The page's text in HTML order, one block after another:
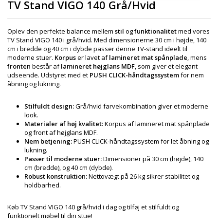
TV Stand VIGO 140 Grå/Hvid
Oplev den perfekte balance mellem stil ogfunktionalitetmed vores
TV Stand VIGO 140 i grå/hvid. Med dimensionerne 30 cm i højde, 140
cm i bredde og 40 cm i dybde passer denne TV-stand ideelt til
moderne stuer. Korpuser lavet aflamineret mat spånplade, mens
fronten består aflamineret højglans MDF, som giver et elegant
udseende. Udstyret med et PUSH CLICK-håndtagssystemfor nem
åbning og lukning.
Stilfuldt design:Grå/hvid farvekombination giver et moderne
look.
Materialer af høj kvalitet:Korpus af lamineret mat spånplade
og front af højglans MDF.
Nem betjening:PUSH CLICK-håndtagssystem for let åbning og
lukning.
Passer til moderne stuer:Dimensioner på 30 cm (højde), 140
cm (bredde), og 40 cm (dybde).
Robust konstruktion:Nettovægt på 26 kg sikrer stabilitet og
holdbarhed.
Køb TV Stand VIGO 140 grå/hvid i dag og tilføj et stilfuldt og
funktionelt møbel til din stue!